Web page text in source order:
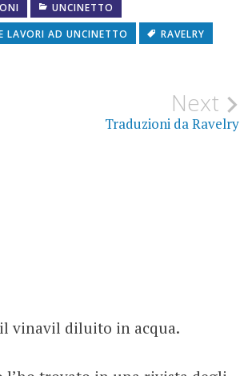
UNCINETTO
LAVORI AD UNCINETTO
RAVELRY
Next
Traduzioni da Ravelry
vinavil diluito in acqua.